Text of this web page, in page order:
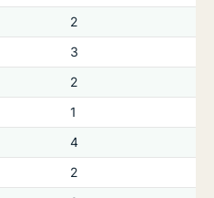
2
3
2
1
4
2